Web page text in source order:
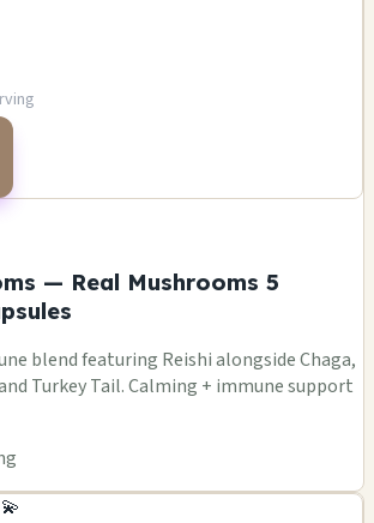
— Real Mushrooms 5
blend featuring Reishi alongside Chaga,
Turkey Tail. Calming + immune support